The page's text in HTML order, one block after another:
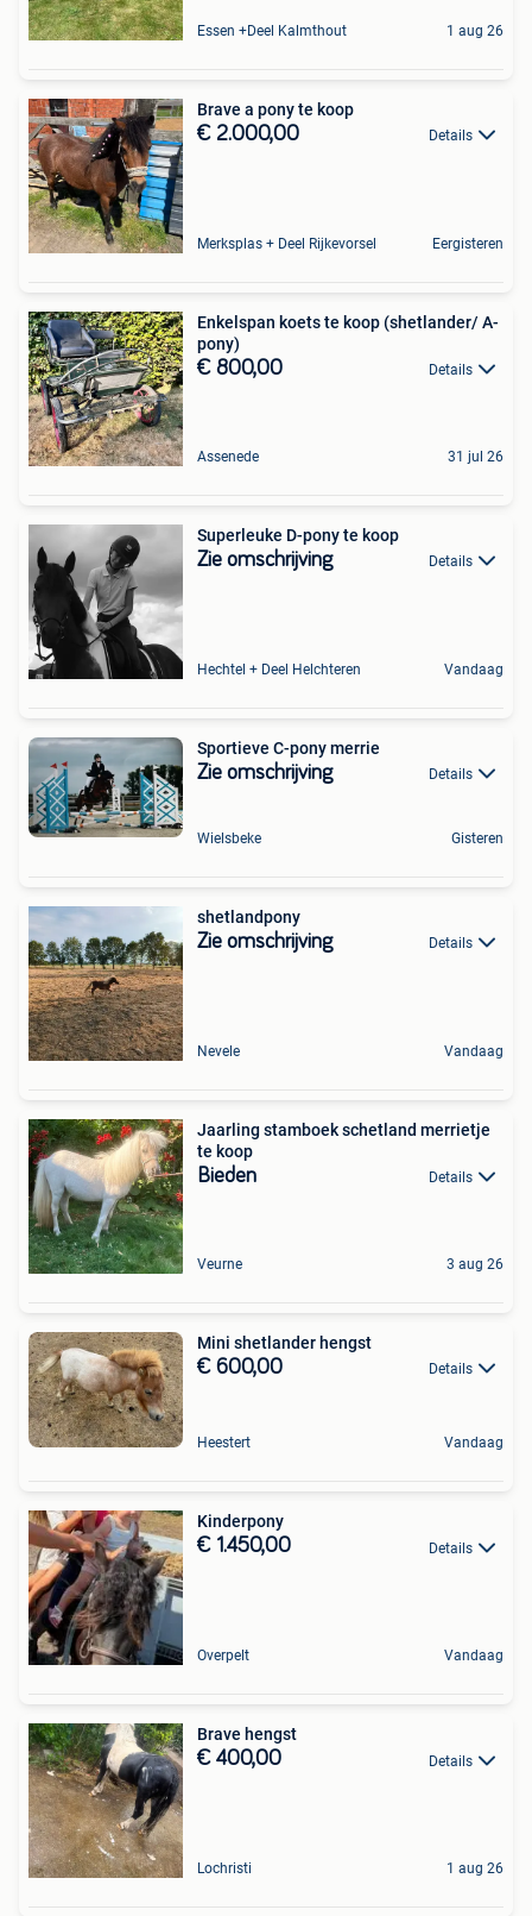
Essen +Deel Kalmthout 1 aug 26
Brave a pony te koop
€ 2.000,00 Details
Merksplas + Deel Rijkevorsel Eergisteren
Enkelspan koets te koop (shetlander/ A-
pony)
€ 800,00 Details
Assenede 31 jul 26
Superleuke D-pony te koop
Zie omschrijving Details
Hechtel + Deel Helchteren Vandaag
Sportieve C-pony merrie
Zie omschrijving Details
Wielsbeke Gisteren
shetlandpony
Zie omschrijving Details
Nevele Vandaag
Jaarling stamboek schetland merrietje
te koop
Bieden Details
Veurne 3 aug 26
Mini shetlander hengst
€ 600,00 Details
Heestert Vandaag
Kinderpony
€ 1.450,00 Details
Overpelt Vandaag
Brave hengst
€ 400,00 Details
Lochristi 1 aug 26